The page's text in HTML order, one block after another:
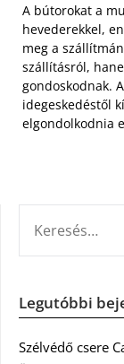
A bútorokat a
hevederekkel,
meg a
szállításról,
gondoskodnak.
idegeskedéstől
elgondolkodnia
Legutóbbi
Szélvédő csere